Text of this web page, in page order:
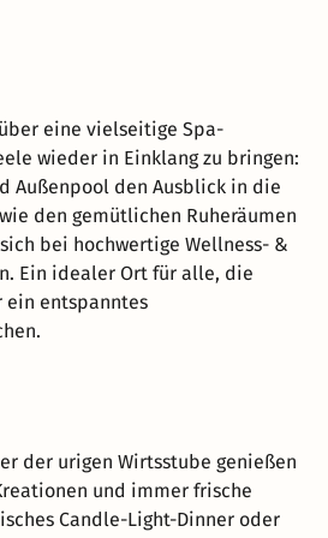
eine vielseitige Spa-
wieder in Einklang zu bringen:
Außenpool den Ausblick in die
den gemütlichen Ruheräumen
bei hochwertige Wellness- &
Ein idealer Ort für alle, die
ein entspanntes
der urigen Wirtsstube genießen
und immer frische
Candle-Light-Dinner oder